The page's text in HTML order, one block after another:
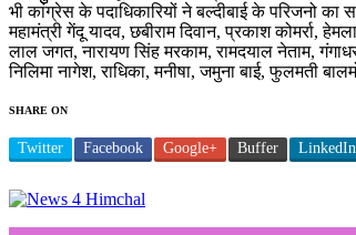
भी कांग्रेस के पदाधिकारियों ने बल्दीबाई के परिजनो
महामंत्री गेंदू यादव, छबीराम दिवान, प्रकाश कोमर्रा,
लाल जगत, नारायण सिंह मरकाम, रामदयाल नेताम,
निलिमा नागेश, राधिका, मनीषा, जमुना बाई, फुलमती
SHARE ON
Twitter Facebook Google+ Buffer LinkedIn